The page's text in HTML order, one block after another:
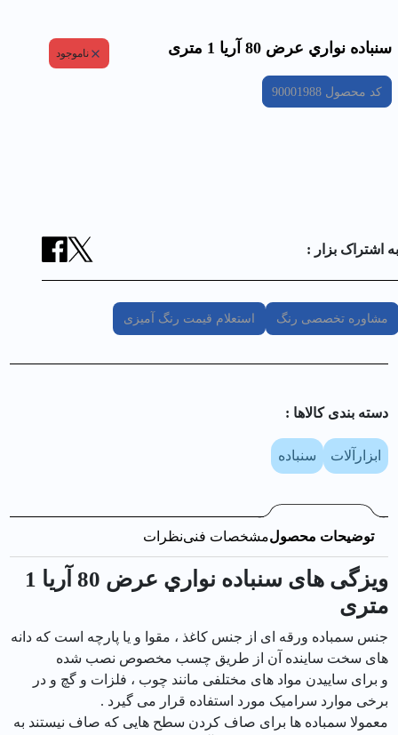
سنباده نواري عرض 80 آریا 1 متری ناموجود
کد محصول90001988
به اشتراک بزار :
مشاوره تخصصی رنگ استعلام قیمت رنگ آمیزی
دسته بندی کالا‌ها :
ابزارآلات سنباده
توضیحات محصولمشخصات فنینظرات
ویزگی های سنباده نواري عرض 80 آریا 1
متری
جنس سمباده ورقه ای از جنس کاغذ ، مقوا و یا پارچه است که دانه
های سخت ساینده آن از طریق چسب مخصوص نصب شده
و برای ساییدن مواد های مختلفی مانند چوب ، فلزات و گچ و در
برخی موارد سرامیک مورد استفاده قرار می گیرد .
معمولا سمباده ها برای صاف کردن سطح هایی که صاف نیستند به